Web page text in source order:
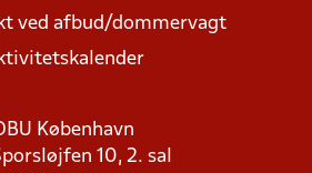
ved afbud/dommervagt
København
10, 2. sal